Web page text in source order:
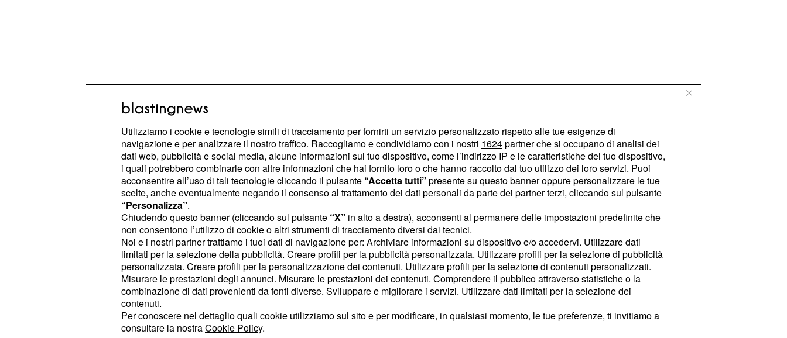
Riguarda una truffatrice il cui nome è sconosciuto solo a
pochi, anzi ormai tutti sanno chi è: Wanna Marchi. La
'signora delletelevendite' torna a far parlare di sé: a quanto
pare ora ha cambiato mestiere ed è diventata ufficialmente
un'insegnanteanche se la sua attività ancora non è
iniziata. Precisamente svolgerà dei corsi privati riguardanti
la formazione per la promozione di televendite. Dove si
svolgeranno questi corsi? Presso l'istituto paritario Volta di
Milano ed è stato stabilito che avranno un costo che va dai
cento ai duecento euro al mese. Come scrive il quotidiano 'Il
Messaggero', se Wanna Marchi non dovesse essere
Utilizziamo i cookie e tecnologie simili di tracciamento per fornirti un servizio personalizzato rispetto alle tue esigenze di
navigazione e per analizzare il nostro traffico. Raccogliamo e condividiamo con i nostri 1624partner che si occupano di analisi dei
dati web, pubblicità e social media, alcune informazioni sul tuo dispositivo, come l’indirizzo IP e le caratteristiche del tuo dispositivo,
i quali potrebbero combinarle con altre informazioni che hai fornito loro o che hanno raccolto dal tuo utilizzo dei loro servizi. Puoi
acconsentire all’uso di tali tecnologie cliccando il pulsante “Accetta tutti” presente su questo banner oppure personalizzare le tue
scelte, anche eventualmente negando il consenso al trattamento dei dati personali da parte dei partner terzi, cliccando sul pulsante
“Personalizza”.
Chiudendo questo banner (cliccando sul pulsante “X” in alto a destra), acconsenti al permanere delle impostazioni predefinite che
non consentono l’utilizzo di cookie o altri strumenti di tracciamento diversi dai tecnici.
Noi e i nostri partner trattiamo i tuoi dati di navigazione per: Archiviare informazioni su dispositivo e/o accedervi. Utilizzare dati
limitati per la selezione della pubblicità. Creare profili per la pubblicità personalizzata. Utilizzare profili per la selezione di pubblicità
personalizzata. Creare profili per la personalizzazione dei contenuti. Utilizzare profili per la selezione di contenuti personalizzati.
Misurare le prestazioni degli annunci. Misurare le prestazioni dei contenuti. Comprendere il pubblico attraverso statistiche o la
combinazione di dati provenienti da fonti diverse. Sviluppare e migliorare i servizi. Utilizzare dati limitati per la selezione dei
contenuti.
Per conoscere nel dettaglio quali cookie utilizziamo sul sito e per modificare, in qualsiasi momento, le tue preferenze, ti invitiamo a
consultare la nostraCookie Policy.